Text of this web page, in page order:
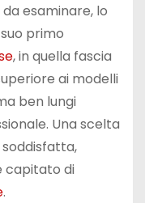
esaminare, lo
primo
, in quella fascia
ai modelli
ben lungi
Una scelta
capitato di
.